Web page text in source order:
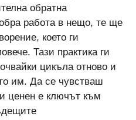
обратна
работа в нещо, те ще
което ги
Тази практика ги
цикъла отново и
им. Да се ​​чувстваш
ценен е ключът към